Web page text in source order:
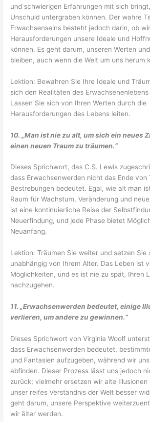
und schwierigen Erfahrungen mit sich
Unschuld untergraben können. Der wahre
Erwachsenseins besteht jedoch darin, ob
Herausforderungen unsere Ideale und
können. Es geht darum, unseren Werten
bleiben, auch wenn die Welt um uns herum
Lektion: Bewahren Sie Ihre Ideale und
sich den Realitäten des
Lassen Sie sich von Ihren Werten durch die
Herausforderungen des Lebens leiten.
10. „Man ist nie zu alt, um sich ein neues
einen neuen Traum zu träumen.“
Dieses Sprichwort, das C.S. Lewis
dass Erwachsenwerden nicht das Ende von
Bestrebungen bedeutet. Egal, wie alt man
Raum für Wachstum, Veränderung und
ist eine kontinuierliche Reise der
Neuerfindung, und jede Phase bietet
Neuanfang.
Lektion: Träumen Sie weiter und setzen Sie
unabhängig von Ihrem Alter. Das Leben ist
Möglichkeiten, und es ist nie zu spät, Ihren
nachzugehen.
11. „Erwachsenwerden bedeutet, einige
verlieren, um andere zu gewinnen.“
Dieses Sprichwort von Virginia Woolf
dass Erwachsenwerden bedeutet,
und Fantasien aufzugeben, während wir
abfinden. Dieser Prozess lässt uns jedoch
zurück; vielmehr ersetzen wir alte Illusionen
unser reifes Verständnis der Welt besser
geht darum, unsere Perspektive
wir älter werden.